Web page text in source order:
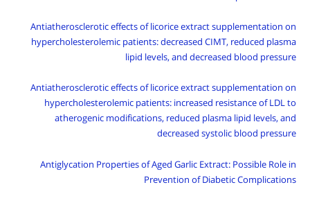
Antiatherosclerotic effects of licorice extract supplementation on
hypercholesterolemic patients: decreased CIMT, reduced plasma
lipid levels, and decreased blood pressure
Antiatherosclerotic effects of licorice extract supplementation on
hypercholesterolemic patients: increased resistance of LDL to
atherogenic modifications, reduced plasma lipid levels, and
decreased systolic blood pressure
Antiglycation Properties of Aged Garlic Extract: Possible Role in
Prevention of Diabetic Complications